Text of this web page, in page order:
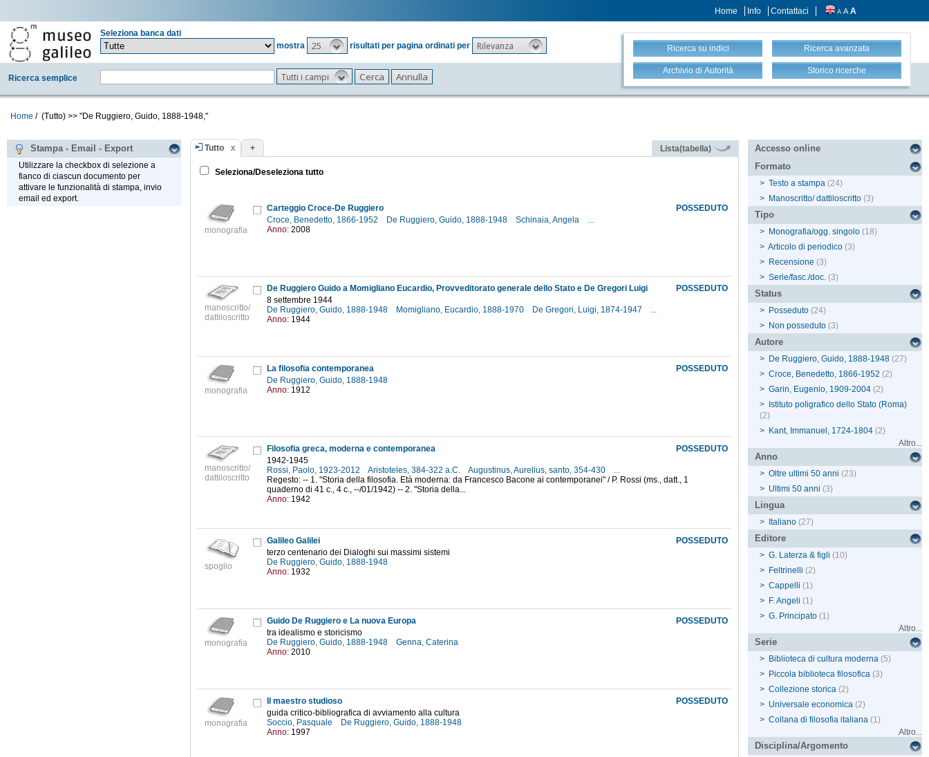
Home Info Contattaci A A A
Seleziona banca dati
mostra
25 risultati per pagina ordinati per Rilevanza
Ricerca semplice Tutti i campi
Ricerca su indici Ricerca avanzata
Archivio di Autorità Storico ricerche
Home / (Tutto) >> "De Ruggiero, Guido, 1888-1948,"
Stampa - Email - Export
Utilizzare la checkbox di selezione a
fianco di ciascun documento per
attivare le funzionalità di stampa, invio
email ed export.
Tutto + Lista(tabella)
Seleziona/Deseleziona tutto
monografia
POSSEDUTO
Carteggio Croce-De Ruggiero
Croce, Benedetto, 1866-1952
De Ruggiero, Guido, 1888-1948 Schinaia, Angela
...
Anno: 2008
manoscritto/
dattiloscritto
POSSEDUTO
De Ruggiero Guido a Momigliano Eucardio, Provveditorato generale dello Stato e De Gregori Luigi
8 settembre 1944
De Ruggiero, Guido, 1888-1948
Momigliano, Eucardio, 1888-1970 De Gregori, Luigi, 1874-1947
...
Anno: 1944
monografia
POSSEDUTO
La filosofia contemporanea
De Ruggiero, Guido, 1888-1948
Anno: 1912
manoscritto/
dattiloscritto
POSSEDUTO
Filosofia greca, moderna e contemporanea
1942-1945
Rossi, Paolo, 1923-2012
Aristoteles, 384-322 a.C. Augustinus, Aurelius, santo, 354-430
...
Regesto: -- 1. "Storia della filosofia. Età moderna: da Francesco Bacone ai contemporanei" / P. Rossi (ms., datt., 1
quaderno di 41 c., 4 c., --/01/1942) -- 2. "Storia della...
Anno: 1942
spoglio
POSSEDUTO
Galileo Galilei
terzo centenario dei Dialoghi sui massimi sistemi
De Ruggiero, Guido, 1888-1948
Anno: 1932
monografia
POSSEDUTO
Guido De Ruggiero e La nuova Europa
tra idealismo e storicismo
De Ruggiero, Guido, 1888-1948
Genna, Caterina
Anno: 2010
monografia
POSSEDUTO
Il maestro studioso
guida critico-bibliografica di avviamento alla cultura
Soccio, Pasquale
De Ruggiero, Guido, 1888-1948
Anno: 1997
Accesso online
Formato
> Testo a stampa (24)
> Manoscritto/ dattiloscritto (3)
Tipo
> Monografia/ogg. singolo (18)
> Articolo di periodico (3)
> Recensione (3)
> Serie/fasc./doc. (3)
Status
> Posseduto (24)
> Non posseduto (3)
Autore
> De Ruggiero, Guido, 1888-1948 (27)
> Croce, Benedetto, 1866-1952 (2)
> Garin, Eugenio, 1909-2004 (2)
>
Istituto poligrafico dello Stato (Roma)
(2)
> Kant, Immanuel, 1724-1804 (2)
Altro...
Anno
> Oltre ultimi 50 anni (23)
> Ultimi 50 anni (3)
Lingua
> Italiano (27)
Editore
> G. Laterza & figli (10)
> Feltrinelli (2)
> Cappelli (1)
> F. Angeli (1)
> G. Principato (1)
Altro...
Serie
> Biblioteca di cultura moderna (5)
> Piccola biblioteca filosofica (3)
> Collezione storica (2)
> Universale economica (2)
> Collana di filosofia italiana (1)
Altro...
Disciplina/Argomento